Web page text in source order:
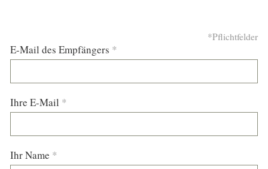
*Pflichtfelder
E-Mail des Empfängers *
Ihre E-Mail *
Ihr Name *